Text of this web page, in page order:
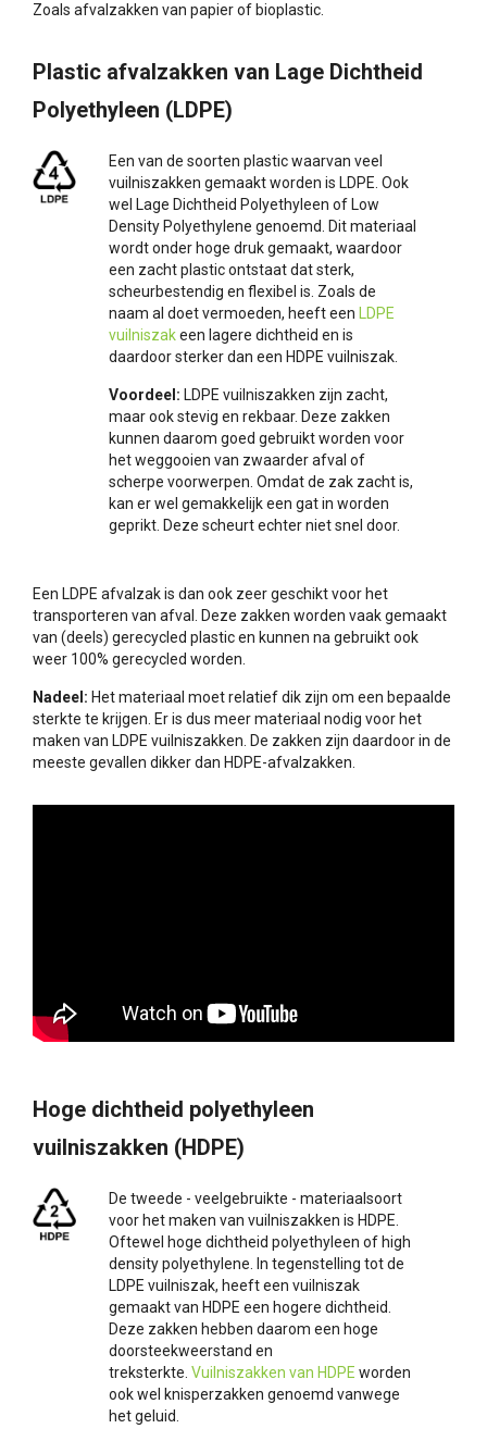
Zoals afvalzakken van papier of bioplastic.
Plastic afvalzakken van Lage Dichtheid
Polyethyleen (LDPE)
Een van de soorten plastic waarvan veel
vuilniszakken gemaakt worden is LDPE. Ook
wel Lage Dichtheid Polyethyleen of Low
Density Polyethylene genoemd. Dit materiaal
wordt onder hoge druk gemaakt, waardoor
een zacht plastic ontstaat dat sterk,
scheurbestendig en flexibel is. Zoals de
naam al doet vermoeden, heeft een LDPE
vuilniszakeen lagere dichtheid en is
daardoor sterker dan een HDPE vuilniszak.
Voordeel: LDPE vuilniszakken zijn zacht,
maar ook stevig en rekbaar. Deze zakken
kunnen daarom goed gebruikt worden voor
het weggooien van zwaarder afval of
scherpe voorwerpen. Omdat de zak zacht is,
kan er wel gemakkelijk een gat in worden
geprikt. Deze scheurt echter niet snel door.
Een LDPE afvalzak is dan ook zeer geschikt voor het
transporteren van afval. Deze zakken worden vaak gemaakt
van (deels) gerecycled plastic en kunnen na gebruikt ook
weer 100% gerecycled worden.
Nadeel: Het materiaal moet relatief dik zijn om een bepaalde
sterkte te krijgen. Er is dus meer materiaal nodig voor het
maken van LDPE vuilniszakken. De zakken zijn daardoor in de
meeste gevallen dikker dan HDPE-afvalzakken.
Hoge dichtheid polyethyleen
vuilniszakken (HDPE)
De tweede - veelgebruikte - materiaalsoort
voor het maken van vuilniszakken is HDPE.
Oftewel hoge dichtheid polyethyleen of high
density polyethylene. In tegenstelling tot de
LDPE vuilniszak, heeft een vuilniszak
gemaakt van HDPE een hogere dichtheid.
Deze zakken hebben daarom een hoge
doorsteekweerstand en
treksterkte. Vuilniszakken van HDPE worden
ook wel knisperzakken genoemd vanwege
het geluid.